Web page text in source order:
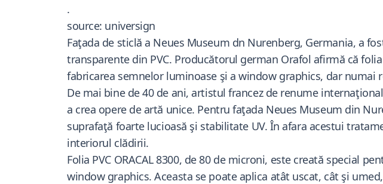
.
source: universign
Faţada de sticlă a Neues Museum dn Nurenberg, Germania, a
transparente din PVC. Producătorul german Orafol afirmă că
fabricarea semnelor luminoase şi a window graphics, dar
De mai bine de 40 de ani, artistul francez de renume
a crea opere de artă unice. Pentru faţada Neues Museum din
suprafaţă foarte lucioasă şi stabilitate UV. În afara acestui
interiorul clădirii.
Folia PVC ORACAL 8300, de 80 de microni, este creată special
window graphics. Aceasta se poate aplica atât uscat, cât şi